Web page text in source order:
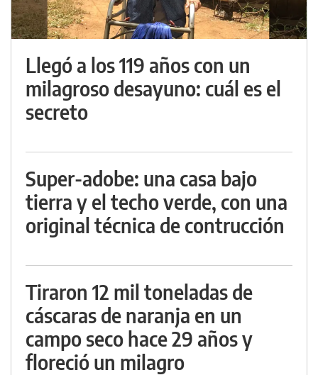
Llegó a los 119 años con un
milagroso desayuno: cuál es el
secreto
Super-adobe: una casa bajo
tierra y el techo verde, con una
original técnica de contrucción
Tiraron 12 mil toneladas de
cáscaras de naranja en un
campo seco hace 29 años y
floreció un milagro